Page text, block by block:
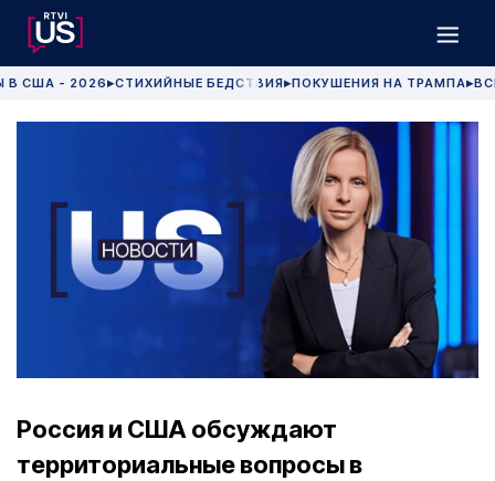
В США - 2026 ▶СТИХИЙНЫЕ БЕДСТВИЯ▶ПОКУШЕНИЯ НА ТРАМПА▶
Россия и США обсуждают
территориальные вопросы в